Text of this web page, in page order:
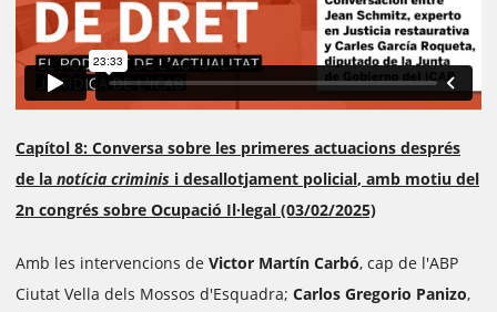
Capítol 8: Conversa sobre les primeres actuacions després
de la notícia criminis i desallotjament policial, amb motiu del
2n congrés sobre Ocupació Il·legal (03/02/2025)
Amb les intervencions de Victor Martín Carbó, cap de l'ABP
Ciutat Vella dels Mossos d'Esquadra; Carlos Gregorio Panizo,